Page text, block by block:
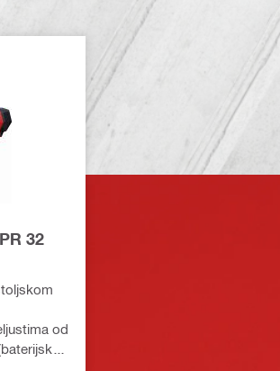
32
od